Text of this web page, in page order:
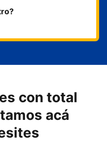
con total
acá